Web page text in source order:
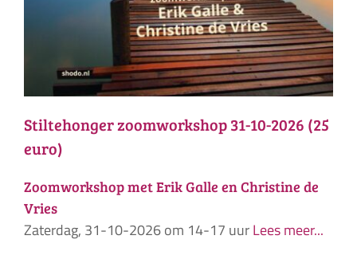
Stiltehonger zoomworkshop 31-10-2026 (25
euro)
Zoomworkshop met Erik Galle en Christine de
Vries
Zaterdag, 31-10-2026 om 14-17 uurLees meer...